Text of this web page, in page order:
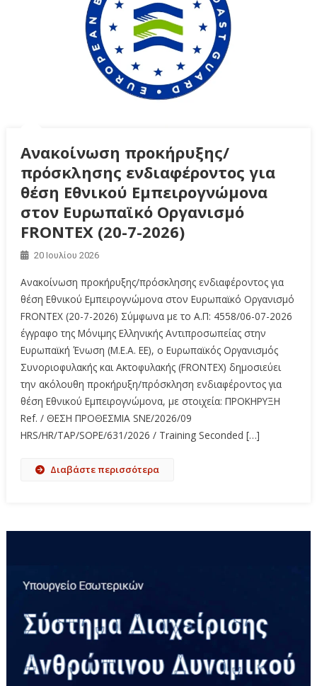
Ανακοίνωση προκήρυξης/
πρόσκλησης ενδιαφέροντος για
θέση Εθνικού Εμπειρογνώμονα
στον Ευρωπαϊκό Οργανισμό
FRΟΝΤΕΧ (20-7-2026)
20 Ιουλίου 2026
Ανακοίνωση προκήρυξης/πρόσκλησης ενδιαφέροντος για
θέση Εθνικού Εμπειρογνώμονα στον Ευρωπαϊκό Οργανισμό
FRΟΝΤΕΧ (20-7-2026) Σύμφωνα με το Α.Π: 4558/06-07-2026
έγγραφο της Μόνιμης Ελληνικής Αντιπροσωπείας στην
Ευρωπαϊκή Ένωση (Μ.Ε.Α. ΕΕ), ο Ευρωπαϊκός Οργανισμός
Συνοριοφυλακής και Ακτοφυλακής (FRONTEX) δημοσιεύει
την ακόλουθη προκήρυξη/πρόσκληση ενδιαφέροντος για
θέση Εθνικού Εμπειρογνώμονα, με στοιχεία: ΠΡΟΚΗΡΥΞΗ
Ref. / ΘΕΣΗ ΠΡΟΘΕΣΜΙΑ SNE/2026/09
HRS/HR/TAP/SOPE/631/2026 / Training Seconded […]
Διαβάστε περισσότερα